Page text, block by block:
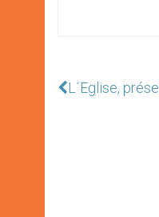
L´Eglise,